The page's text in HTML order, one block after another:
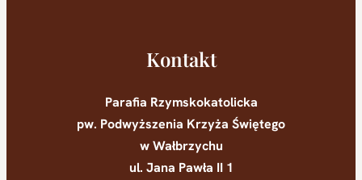
Kontakt
Parafia Rzymskokatolicka
pw. Podwyższenia Krzyża Świętego
w Wałbrzychu
ul. Jana Pawła II 1